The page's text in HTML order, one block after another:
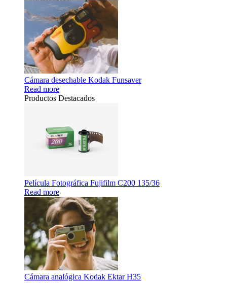
Cámara desechable Kodak Funsaver
Read more
Productos Destacados
Película Fotográfica Fujifilm C200 135/36
Read more
Cámara analógica Kodak Ektar H35